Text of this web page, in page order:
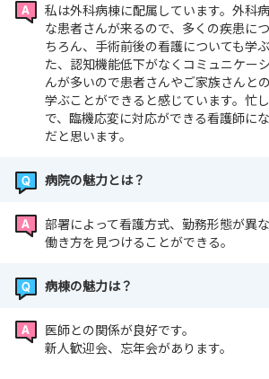
私は外科病棟に配属しています。外科
な患者さんが来るので、多くの疾患に
ちろん、手術前後の看護についても学
た、認知機能低下がなくコミュニケー
んが多いので患者さんやご家族さんと
学ぶことができると感じています。忙
で、臨機応変に対応ができる看護師に
だと思います。
病院の魅力とは？
部署によって看護方式、勤務形態が異
働き方を見つけることができる。
病棟の魅力は？
医師との関係が良好です。
新人歓迎会、忘年会があります。